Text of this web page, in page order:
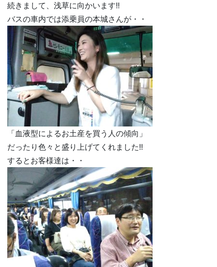
続きまして、浅草に向かいます!!
バスの車内では添乗員の本城さんが・・
「血液型によるお土産を買う人の傾向」
だったり色々と盛り上げてくれました!!
するとお客様達は・・